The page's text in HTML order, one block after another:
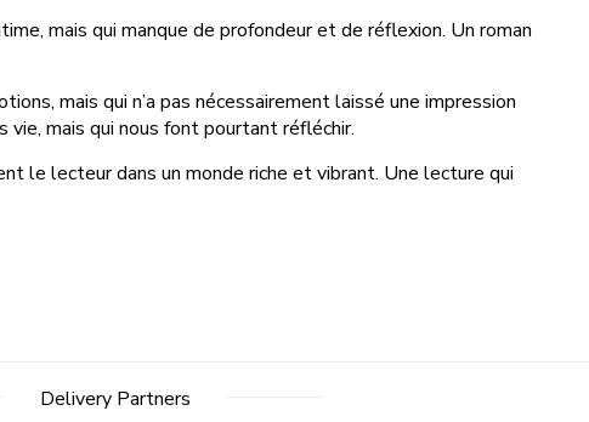
mais qui manque de profondeur et de réflexion. Un roman
mais qui n’a pas nécessairement laissé une impression
mais qui nous font pourtant réfléchir.
le lecteur dans un monde riche et vibrant. Une lecture qui
Delivery Partners